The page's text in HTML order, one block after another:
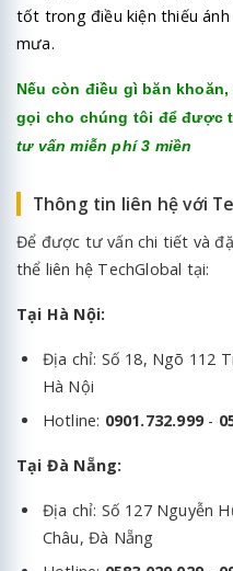
tốt trong điều kiện thiếu
mưa.
Nếu còn điều gì băn
gọi cho chúng tôi để được
tư vấn miễn phí 3 miền
Thông tin liên hệ với
Để được tư vấn chi tiết và
thể liên hệ TechGlobal tại:
Tại Hà Nội:
Địa chỉ: Số 18, Ngõ 112
Hà Nội
Hotline: 0901.732.999-
Tại Đà Nẵng:
Địa chỉ: Số 127 Nguyễn
Châu, Đà Nẵng